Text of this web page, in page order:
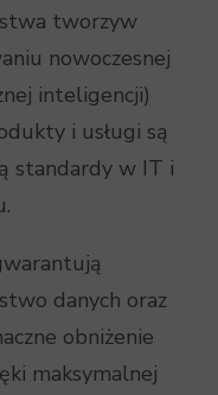
tworzyw
nowoczesnej
inteligencji)
i usługi są
standardy w IT i
danych oraz
obniżenie
maksymalnej